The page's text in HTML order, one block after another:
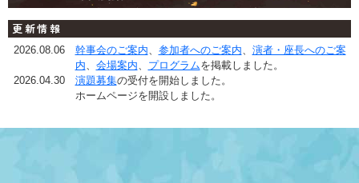
更新情報
2026.08.06 幹事会のご案内、 参加者へのご案内、 演者・座長へのご案
内、 会場案内、 プログラムを掲載しました。
2026.04.30
演題募集の受付を開始しました。
ホームページを開設しました。